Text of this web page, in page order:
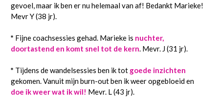
gevoel, maar ik ben er nu helemaal van af! Bedankt Marieke!
Mevr Y (38 jr).
* Fijne coachsessies gehad. Marieke is nuchter,
doortastend en komt snel tot de kern. Mevr. J (31 jr).
* Tijdens de wandelsessies ben ik tot goede inzichten
gekomen. Vanuit mijn burn-out ben ik weer opgebloeid en
doe ik weer wat ik wil! Mevr. L (43 jr).